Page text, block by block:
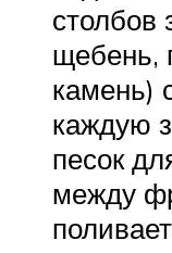
столбов
щебень,
камень)
каждую
песок
между